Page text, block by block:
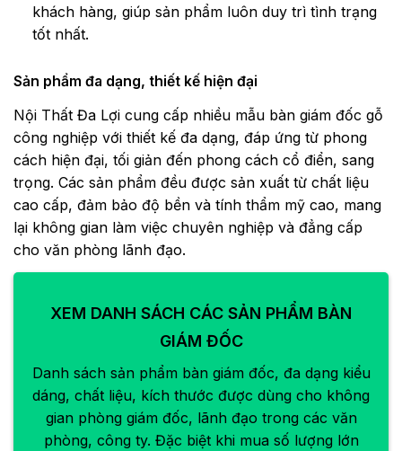
khách hàng, giúp sản phẩm luôn duy trì tình trạng
tốt nhất.
Sản phẩm đa dạng, thiết kế hiện đại
Nội Thất Đa Lợi cung cấp nhiều mẫu bàn giám đốc gỗ
công nghiệp với thiết kế đa dạng, đáp ứng từ phong
cách hiện đại, tối giản đến phong cách cổ điển, sang
trọng. Các sản phẩm đều được sản xuất từ chất liệu
cao cấp, đảm bảo độ bền và tính thẩm mỹ cao, mang
lại không gian làm việc chuyên nghiệp và đẳng cấp
cho văn phòng lãnh đạo.
XEM DANH SÁCH CÁC SẢN PHẨM BÀN
GIÁM ĐỐC
Danh sách sản phẩm bàn giám đốc, đa dạng kiểu
dáng, chất liệu, kích thước được dùng cho không
gian phòng giám đốc, lãnh đạo trong các văn
phòng, công ty. Đặc biệt khi mua số lượng lớn